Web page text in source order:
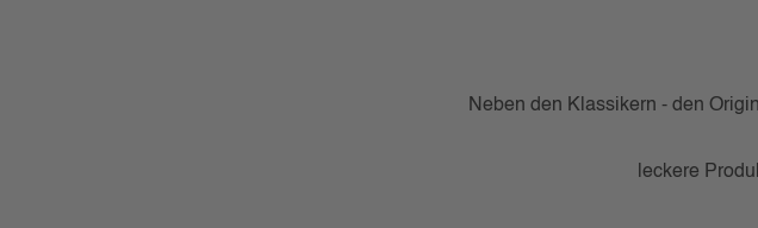
Neben den Klassikern - den
leckere